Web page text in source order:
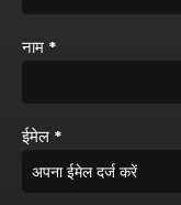
नाम *
ईमेल *